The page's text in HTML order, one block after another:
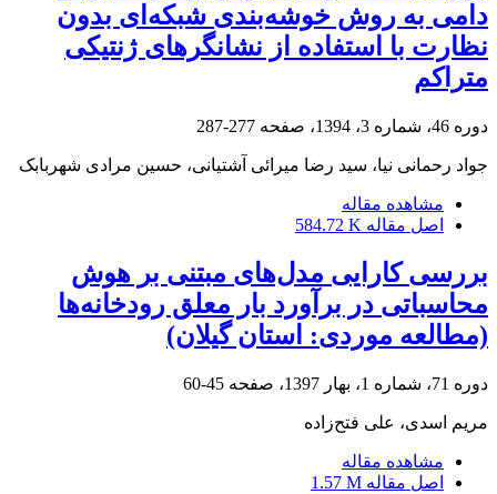
دامی به روش خوشه‌بندی شبکه‌ای بدون
نظارت با استفاده از نشانگرهای ژنتیکی
متراکم
دوره 46، شماره 3، 1394، صفحه 277-287
جواد رحمانی نیا، سید رضا میرائی آشتیانی، حسین مرادی شهربابک
مشاهده مقاله
اصل مقاله 584.72 K
بررسی کارایی مدل‌های مبتنی بر هوش
محاسباتی در برآورد بار معلق رودخانه‌ها
(مطالعه موردی: استان گیلان)
دوره 71، شماره 1، بهار 1397، صفحه 45-60
مریم اسدی، علی فتح‌زاده
مشاهده مقاله
اصل مقاله 1.57 M